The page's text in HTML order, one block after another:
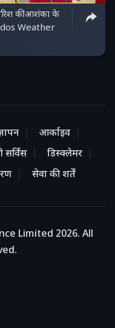
की आशंका के
Weather
आर्काइव
सर्विस
डिस्क्लेमर
सेवा की शर्तें
Limited 2026. All